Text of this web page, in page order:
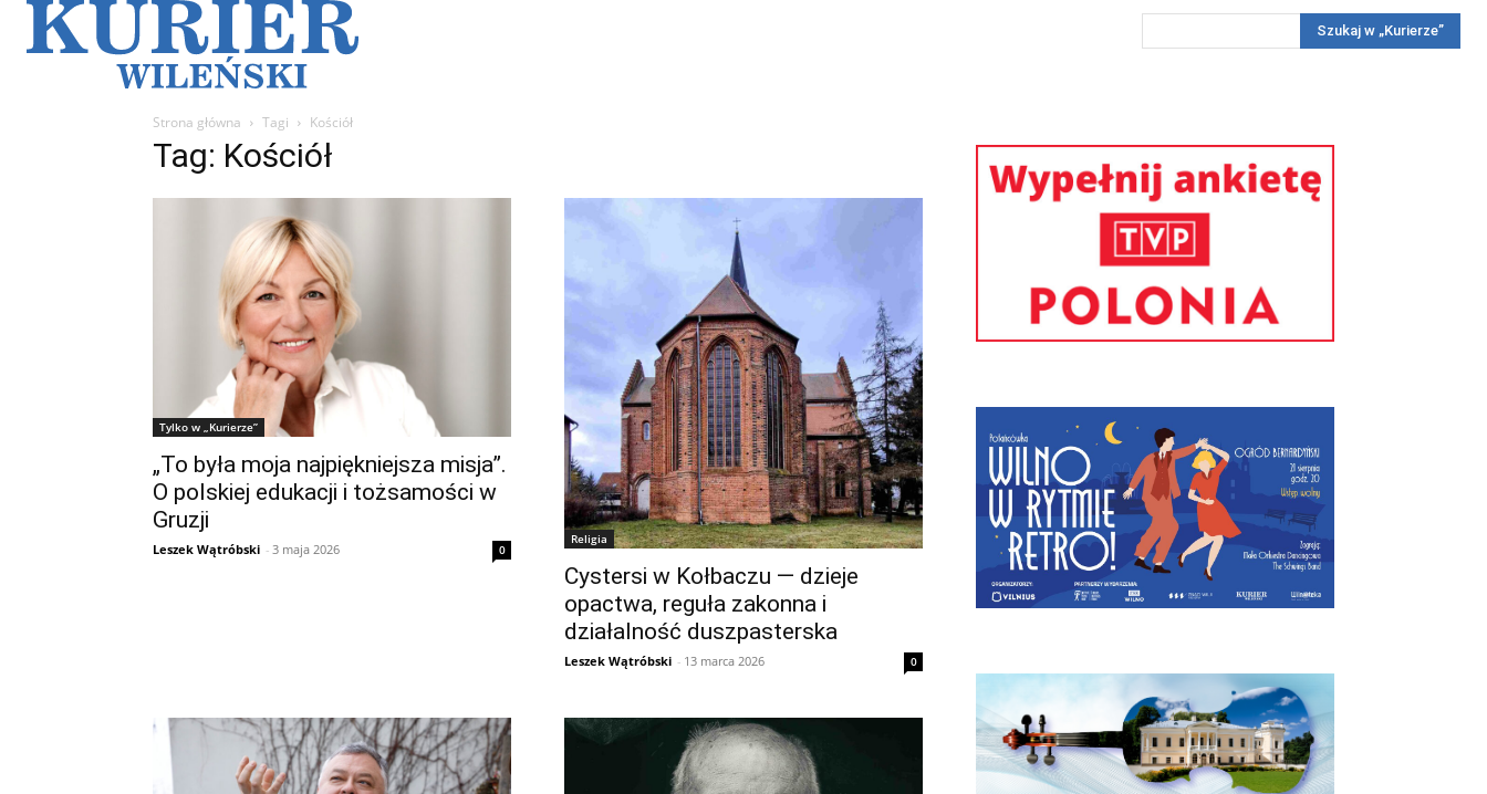
Reportaż KonkursyWięcej
Szukaj w „Kurierze”
Strona główna Tagi Kościół
Tag: Kościół
Tylko w „Kurierze”
„To była moja najpiękniejsza misja”.
O polskiej edukacji i tożsamości w
Gruzji
Leszek Wątróbski - 3 maja 2026 0
Religia
Cystersi w Kołbaczu — dzieje
opactwa, reguła zakonna i
działalność duszpasterska
Leszek Wątróbski - 13 marca 2026 0